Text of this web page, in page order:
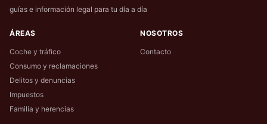
guías e información legal para tu día a día
ÁREAS
Coche y tráfico
Consumo y reclamaciones
Delitos y denuncias
Impuestos
Familia y herencias
NOSOTROS
Contacto